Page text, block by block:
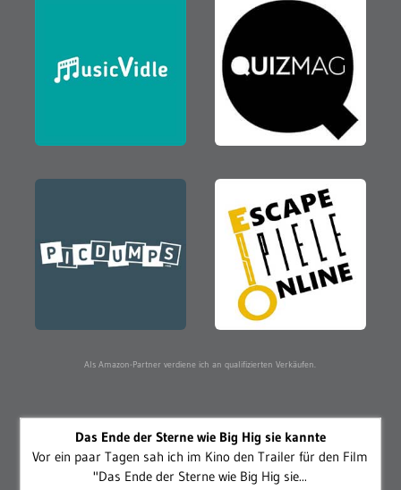
Als Amazon-Partner verdiene ich an qualifizierten Verkäufen.
Das Ende der Sterne wie Big Hig sie kannte
Vor ein paar Tagen sah ich im Kino den Trailer für den Film
"Das Ende der Sterne wie Big Hig sie...